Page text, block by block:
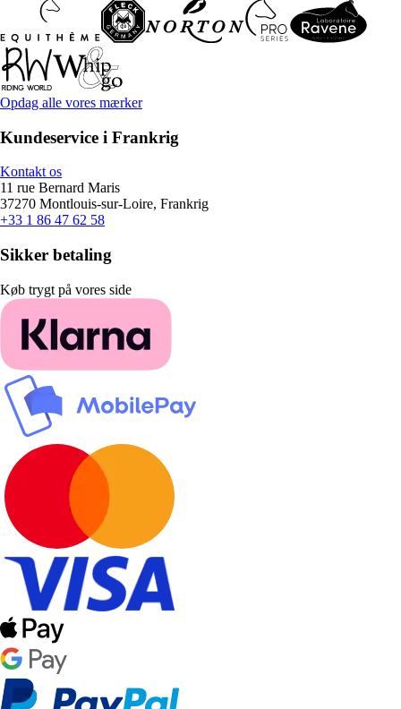
Opdag alle vores mærker
Kundeservice i Frankrig
Kontakt os
11 rue Bernard Maris
37270 Montlouis-sur-Loire, Frankrig
+33 1 86 47 62 58
Sikker betaling
Køb trygt på vores side